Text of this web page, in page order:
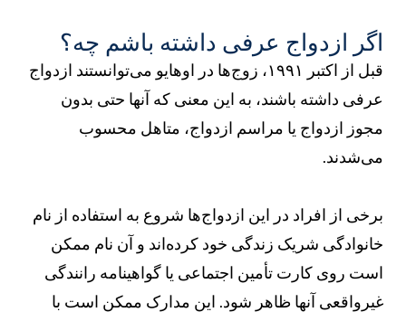
اگر ازدواج عرفی داشته باشم چه؟
قبل از اکتبر ۱۹۹۱، زوج‌ها در اوهایو می‌توانستند ازدواج
عرفی داشته باشند، به این معنی که آنها حتی بدون
مجوز ازدواج یا مراسم ازدواج، متاهل محسوب
می‌شدند.
برخی از افراد در این ازدواج‌ها شروع به استفاده از نام
خانوادگی شریک زندگی خود کرده‌اند و آن نام ممکن
است روی کارت تأمین اجتماعی یا گواهینامه رانندگی
غیرواقعی آنها ظاهر شود. این مدارک ممکن است با